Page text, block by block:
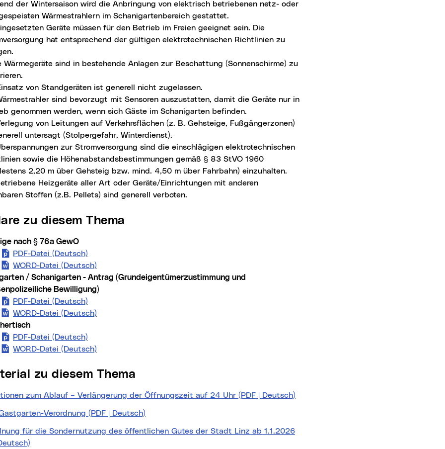
der Wintersaison wird die Anbringung von elektrisch betriebenen netz- oder
Wärmestrahlern im Schanigartenbereich gestattet.
Geräte müssen für den Betrieb im Freien geeignet sein. Die
hat entsprechend der gültigen elektrotechnischen Richtlinien zu
Wärmegeräte sind in bestehende Anlagen zur Beschattung (Sonnenschirme) zu
von Standgeräten ist generell nicht zugelassen.
sind bevorzugt mit Sensoren auszustatten, damit die Geräte nur in
genommen werden, wenn sich Gäste im Schanigarten befinden.
von Leitungen auf Verkehrsflächen (z. B. Gehsteige, Fußgängerzonen)
untersagt (Stolpergefahr, Winterdienst).
zur Stromversorgung sind die einschlägigen elektrotechnischen
sowie die Höhenabstandsbestimmungen gemäß § 83 StVO 1960
2,20 m über Gehsteig bzw. mind. 4,50 m über Fahrbahn) einzuhalten.
Heizgeräte aller Art oder Geräte/Einrichtungen mit anderen
Stoffen (z.B. Pellets) sind generell verboten.
zu diesem Thema
nach § 76a GewO
PDF-Datei (Deutsch)
WORD-Datei (Deutsch)
/ Schanigarten - Antrag (Grundeigentümerzustimmung und
Bewilligung)
PDF-Datei (Deutsch)
WORD-Datei (Deutsch)
PDF-Datei (Deutsch)
WORD-Datei (Deutsch)
zu diesem Thema
zum Ablauf – Verlängerung der Öffnungszeit auf 24 Uhr (PDF | Deutsch)
Verordnung (PDF | Deutsch)
für die Sondernutzung des öffentlichen Gutes der Stadt Linz ab 1.1.2026